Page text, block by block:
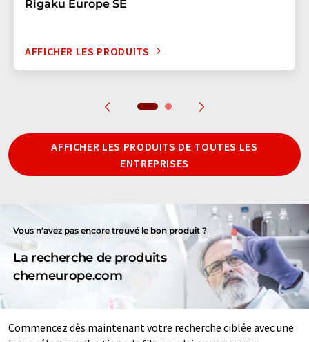
Rigaku Europe SE
AFFICHER LES PRODUITS
AFFICHER LES PRODUITS DE TOUTES LES
ENTREPRISES
Vous n'avez pas encore trouvé le bon produit ?
La recherche de produits
chemeurope.com
Commencez dès maintenant votre recherche ciblée avec une